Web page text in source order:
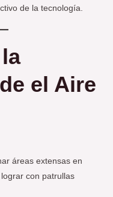
de la tecnología.
el Aire
áreas extensas en
con patrullas